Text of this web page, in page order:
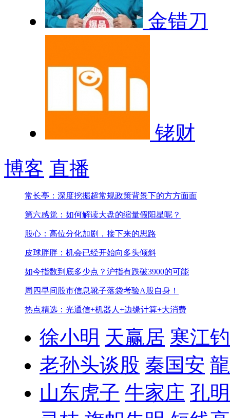
金错刀
铑财
博客 直播
常长亭：深度挖掘超常规政策背景下的方方面面
第六感觉：如何解读大盘的缩量假阳星呢？
股心：高位分化加剧，接下来的思路
皮球胖胖：机会已经开始向多头倾斜
如今指数到底多少点？ 沪指有跌破3900的可能
周四早间股市信息靴子落袋考验A股自身！
热点精选：光通信+机器人+边缘计算+大消费
徐小明 天赢居 寒江
老孙头谈股 秦国安
山东虎子 牛家庄 孔